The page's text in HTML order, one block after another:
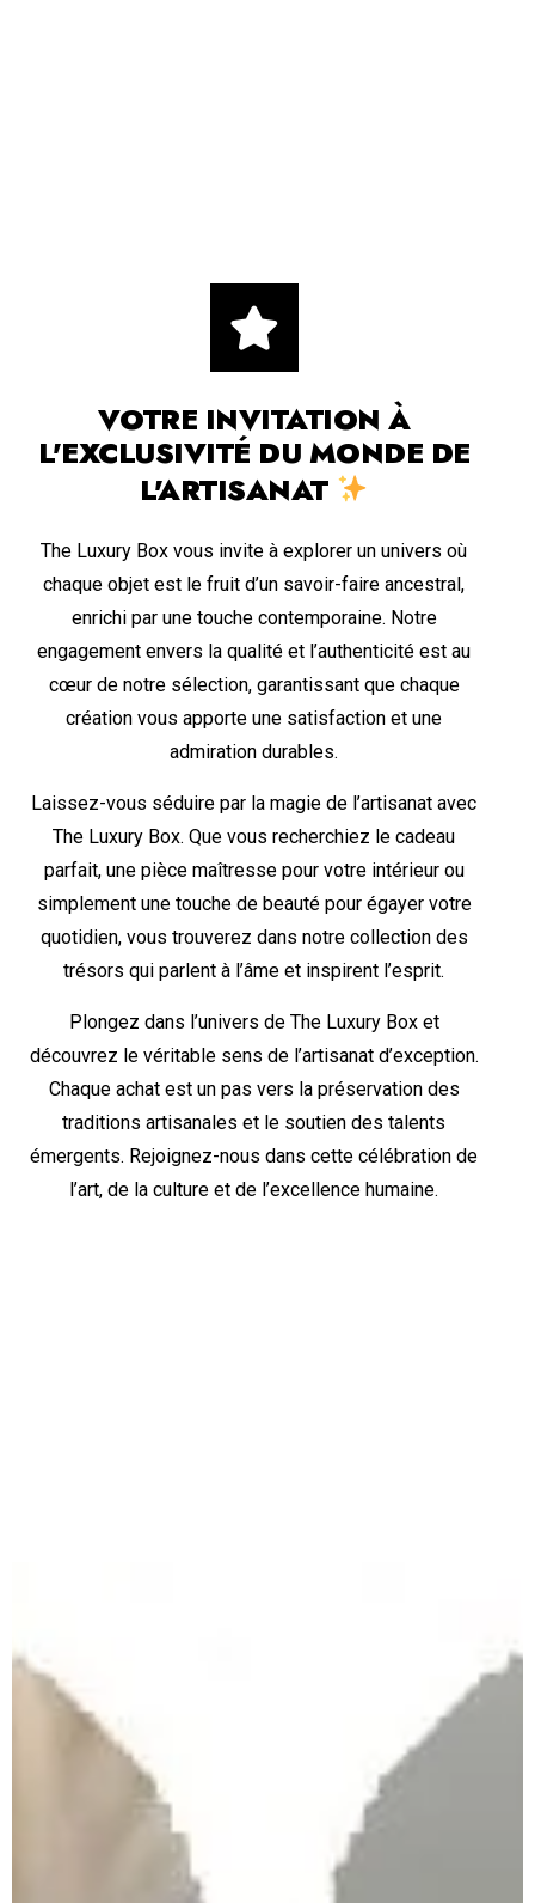
VOTRE INVITATION À
L'EXCLUSIVITÉ DU MONDE DE
L'ARTISANAT
The Luxury Box vous invite à explorer un univers où
chaque objet est le fruit d’un savoir-faire ancestral,
enrichi par une touche contemporaine. Notre
engagement envers la qualité et l’authenticité est au
cœur de notre sélection, garantissant que chaque
création vous apporte une satisfaction et une
admiration durables.
Laissez-vous séduire par la magie de l’artisanat avec
The Luxury Box. Que vous recherchiez le cadeau
parfait, une pièce maîtresse pour votre intérieur ou
simplement une touche de beauté pour égayer votre
quotidien, vous trouverez dans notre collection des
trésors qui parlent à l’âme et inspirent l’esprit.
Plongez dans l’univers de The Luxury Box et
découvrez le véritable sens de l’artisanat d’exception.
Chaque achat est un pas vers la préservation des
traditions artisanales et le soutien des talents
émergents. Rejoignez-nous dans cette célébration de
l’art, de la culture et de l’excellence humaine.